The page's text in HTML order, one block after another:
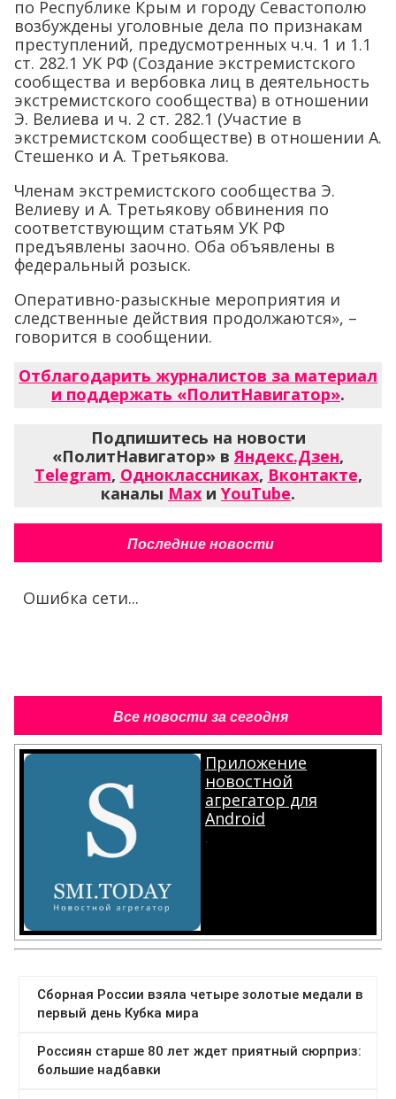
по Республике Крым и городу Севастополю
возбуждены уголовные дела по признакам
преступлений, предусмотренных ч.ч. 1 и 1.1
ст. 282.1 УК РФ (Создание экстремистского
сообщества и вербовка лиц в деятельность
экстремистского сообщества) в отношении
Э. Велиева и ч. 2 ст. 282.1 (Участие в
экстремистском сообществе) в отношении А.
Стешенко и А. Третьякова.
Членам экстремистского сообщества Э.
Велиеву и А. Третьякову обвинения по
соответствующим статьям УК РФ
предъявлены заочно. Оба объявлены в
федеральный розыск.
Оперативно-разыскные мероприятия и
следственные действия продолжаются», –
говорится в сообщении.
Отблагодарить журналистов за материал
и поддержать «ПолитНавигатор».
Подпишитесь на новости
«ПолитНавигатор» в Яндекс.Дзен,
Telegram, Одноклассниках, Вконтакте,
каналы Max и YouTube.
Последние новости
Ошибка сети...
Все новости за сегодня
Приложение
новостной
агрегатор для
Android
.